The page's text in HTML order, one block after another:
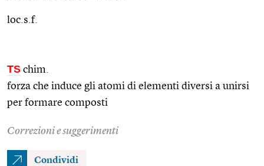
loc.s.f.
TS chim.
forza che induce gli atomi di elementi diversi a unirsi
per formare composti
Correzioni e suggerimenti
Condividi